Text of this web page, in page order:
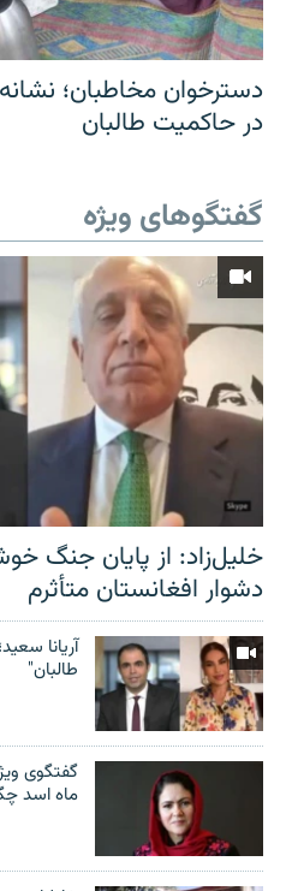
دسترخوان مخاطبان؛
در حاکمیت طالبان
گفتگوهای ویژه
خلیل‌زاد: از پایان جنگ
دشوار افغانستان متأثرم
آریانا
طالبان"
ماه اسد